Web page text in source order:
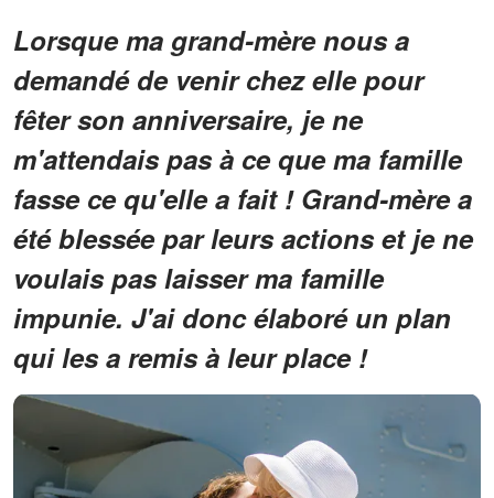
Lorsque ma grand-mère nous a
demandé de venir chez elle pour
fêter son anniversaire, je ne
m'attendais pas à ce que ma famille
fasse ce qu'elle a fait ! Grand-mère a
été blessée par leurs actions et je ne
voulais pas laisser ma famille
impunie. J'ai donc élaboré un plan
qui les a remis à leur place !